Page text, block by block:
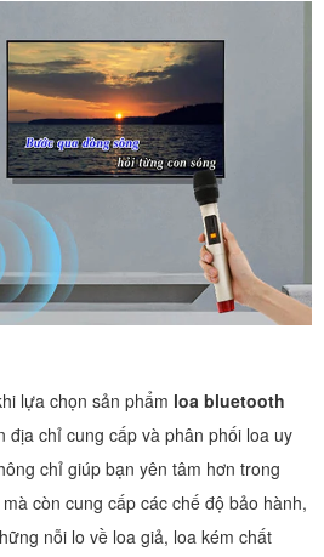
lựa chọn sản phẩm loa bluetooth
địa chỉ cung cấp và phân phối loa uy
chỉ giúp bạn yên tâm hơn trong
còn cung cấp các chế độ bảo hành,
nỗi lo về loa giả, loa kém chất